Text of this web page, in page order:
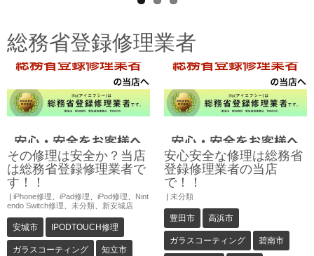
総務省登録修理業者
その修理は安全か？当店
は総務省登録修理業者で
す！！
| iPhone修理 iPad修理 iPod修理
Nint
endo Switch修理
未分類 新安城店
安城市 IPODTOUCH修理
ガラスコーティング 知立市
安心安全な修理は総務省
登録修理業者の当店
で！！
| 未分類
豊田市 高浜市
ガラスコーティング 碧南市